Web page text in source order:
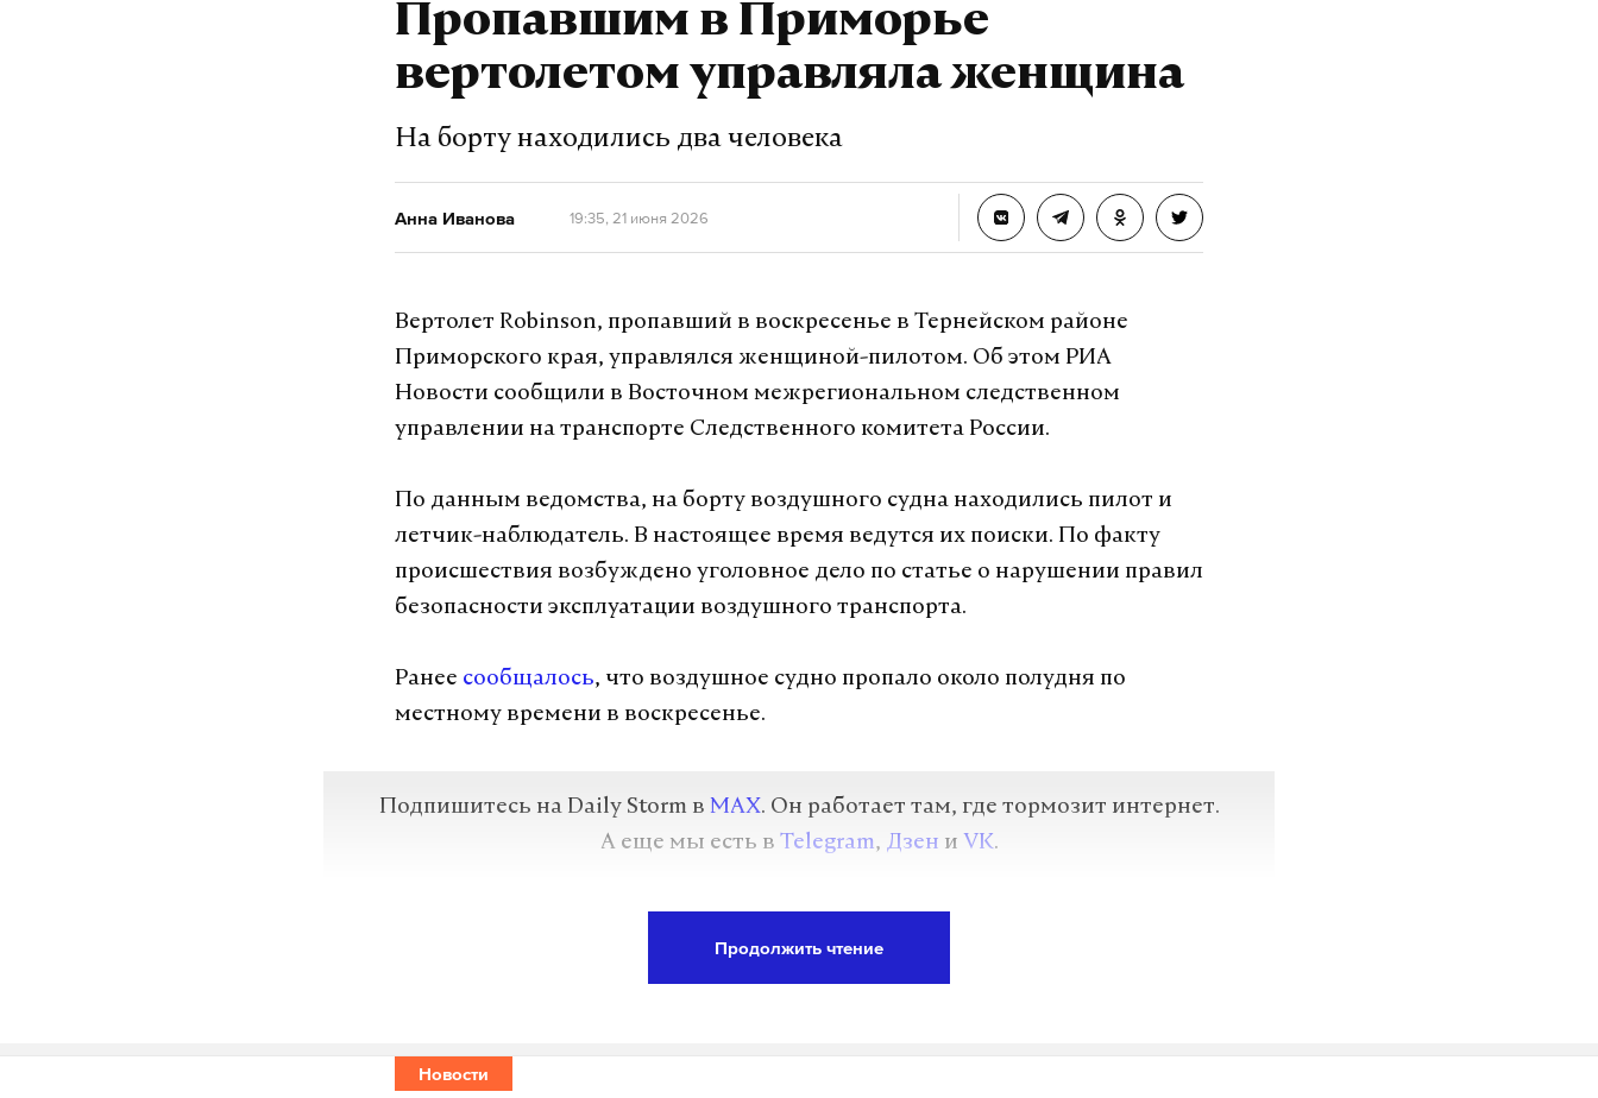
Подпишитесь на Daily Storm в
. Он работает там, где тормозит интернет.
А еще мы есть вTelegram,ДзениVK.
Макс Telegram
Анна Иванова
Пропавшим в Приморье
вертолетом управляла женщина
На борту находились два человека
Анна Иванова 19:35, 21 июня 2026
Вертолет Robinson, пропавший в воскресенье в Тернейском районе
Приморского края, управлялся женщиной-пилотом. Об этом РИА
Новости сообщили в Восточном межрегиональном следственном
управлении на транспорте Следственного комитета России.
По данным ведомства, на борту воздушного судна находились пилот и
летчик-наблюдатель. В настоящее время ведутся их поиски. По факту
происшествия возбуждено уголовное дело по статье о нарушении правил
безопасности эксплуатации воздушного транспорта.
Ранее сообщалось, что воздушное судно пропало около полудня по
местному времени в воскресенье.
Подпишитесь на Daily Storm в MAX. Он работает там, где тормозит интернет.
А еще мы есть в Telegram, Дзен и VK.
Продолжить чтение
Новости